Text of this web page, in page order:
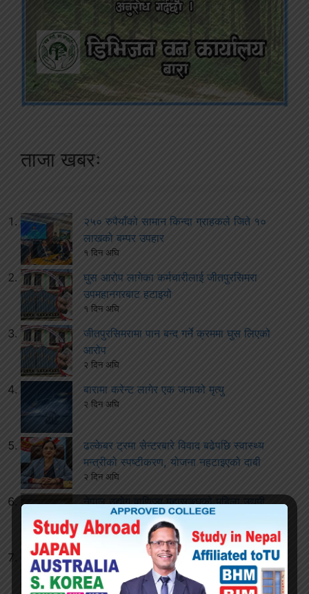
ताजा खबरः
२५० रुपैयाँको सामान किन्दा ग्राहकले जिते १०
लाखको बम्पर उपहार
१ दिन अघि
घुस आरोप लागेका कर्मचारीलाई जीतपुरसिमरा
उपमहानगरबाट हटाइयो
१ दिन अघि
जीतपुरसिमरामा पान बन्द गर्ने क्रममा घुस लिएको
आरोप
२ दिन अघि
बारामा करेन्ट लागेर एक जनाको मृत्यु
२ दिन अघि
ढल्केबर ट्रमा सेन्टरबारे विवाद बढेपछि स्वास्थ्य
मन्त्रीको स्पष्टीकरण, योजना नहटाइएको दाबी
२ दिन अघि
नेपाल उद्योग वाणिज्य महासङ्घको महिला उद्यमी
विकास समितिमा रिता कँडेल मनोनित
२ हप्ता अघि
सुनसरी घटनापछि सुरक्षा संयन्त्रमा व्यापक हेरफेर,
सीडीओसहित प्रहरी र सशस्त्रका प्रमुख फिर्ता
२ हप्ता अघि